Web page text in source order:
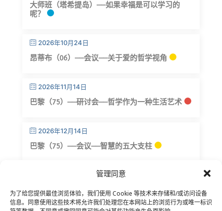
管理同意
为了给您提供最佳浏览体验，我们使用 Cookie 等技术来存储和/或访问设备
信息。同意使用这些技术将允许我们处理您在本网站上的浏览行为或唯一标识
大师班（塔希提岛）——如果幸福是可以学习的
呢？
2026年10月24日
昂蒂布（06）——会议——关于爱的哲学视角
2026年11月14日
巴黎（75）——研讨会——哲学作为一种生活艺术
2026年12月14日
巴黎（75）——会议——智慧的五大支柱